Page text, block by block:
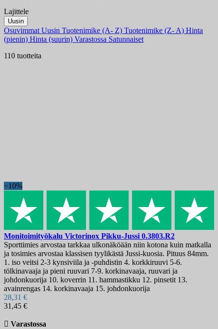
Suodattimet:
Tyhjentä
Varastossa
Varastossa
Sarja
Karkaisukovuus
Terän lukitus
Näytä tuotteet110
Lajittele
Uusin
Osuvimmat Uusin Tuotenimike (A- Z) Tuotenimike (Z- A) Hinta
(pienin) Hinta (suurin) Varastossa Satunnaiset
110 tuotteita
−10%
Monitoimityökalu Victorinox Pikku-Jussi 0.3803.R2
Sporttimies arvostaa tarkkaa ulkonäköään niin kotona kuin matkalla
ja tosimies arvostaa klassisen tyylikästä Jussi-kuosia. Pituus 84mm.
1. iso veitsi 2-3 kynsiviila ja -puhdistin 4. korkkiruuvi 5-6.
tölkinavaaja ja pieni ruuvari 7-9. korkinavaaja, ruuvari ja
johdonkuorija 10. koverrin 11. hammastikku 12. pinsetit 13.
avainrengas 14. korkinavaaja 15. johdonkuorija
28,31 €
31,45 €
 Varastossa